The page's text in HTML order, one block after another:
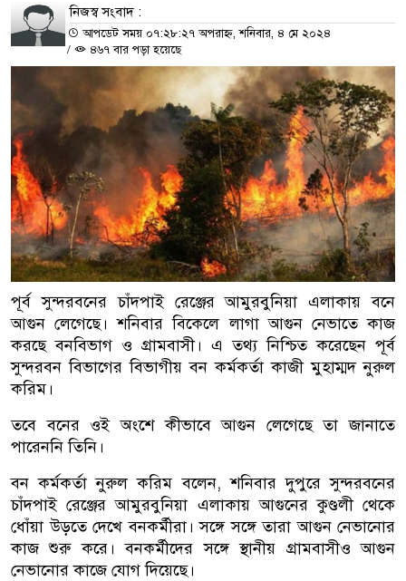
নিজস্ব সংবাদ :
আপডেট সময় ০৭:২৮:২৭ অপরাহ্ন, শনিবার, ৪ মে ২০২৪
/
৪৬৭ বার পড়া হয়েছে
পূর্ব সুন্দরবনের চাঁদপাই রেঞ্জের আমুরবুনিয়া এলাকায় বনে
আগুন লেগেছে। শনিবার বিকেলে লাগা আগুন নেভাতে কাজ
করছে বনবিভাগ ও গ্রামবাসী। এ তথ্য নিশ্চিত করেছেন পূর্ব
সুন্দরবন বিভাগের বিভাগীয় বন কর্মকর্তা কাজী মুহাম্মদ নুরুল
করিম।
তবে বনের ওই অংশে কীভাবে আগুন লেগেছে তা জানাতে
পারেননি তিনি।
বন কর্মকর্তা নুরুল করিম বলেন, শনিবার দুপুরে সুন্দরবনের
চাঁদপাই রেঞ্জের আমুরবুনিয়া এলাকায় আগুনের কুণ্ডলী থেকে
ধোঁয়া উড়তে দেখে বনকর্মীরা। সঙ্গে সঙ্গে তারা আগুন নেভানোর
কাজ শুরু করে। বনকর্মীদের সঙ্গে স্থানীয় গ্রামবাসীও আগুন
নেভানোর কাজে যোগ দিয়েছে।